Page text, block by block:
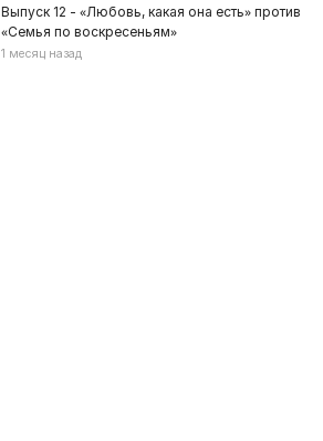
Выпуск 12 - «Любовь, какая она есть» против
«Семья по воскресеньям»
1 месяц назад